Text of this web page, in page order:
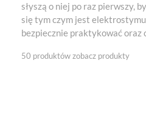
słyszą o niej po raz pierwszy,
się tym czym jest
bezpiecznie praktykować oraz
50 produktówzobacz produkty